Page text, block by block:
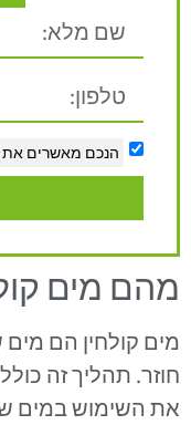
הנכם מאשרים את
מהם מים
מים קולחין הם
חוזר. תהליך זה
את השימוש במים